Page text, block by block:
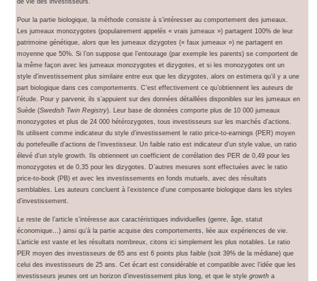
de vie des investisseurs.
Pour la partie biologique, la méthode consiste à s’intéresser au comportement des jumeaux.
Les jumeaux monozygotes (populairement appelés « vrais jumeaux ») partagent 100% de leur
patrimoine génétique, alors que les jumeaux dizygotes (« faux jumeaux ») ne partagent en
moyenne que 50%. Si l’on suppose que l’entourage (par exemple les parents) se comportent de
la même façon avec les jumeaux monozygotes et dizygotes, et si les monozygotes ont un
style d’investissement plus similaire entre eux que les dizygotes, alors on estimera qu’il y a une
part biologique dans ces comportements. C’est effectivement ce qu’obtiennent les auteurs de
l’étude. Pour y parvenir, ils s’appuient sur des données détaillées disponibles sur les jumeaux en
Suède (Swedish Twin Registry). Leur base de données comporte plus de 10 000 jumeaux
monozygotes et plus de 24 000 hétérozygotes, tous investisseurs sur les marchés d’actions.
Ils utilisent comme indicateur du style d’investissement le ratio price-to-earnings (PER) moyen
du portefeuille d’actions de l’investisseur. Un faible ratio est indicateur d’un style value, un ratio
élevé d’un style growth. Ils obtiennent un coefficient de corrélation des PER de 0,49 pour les
monozygotes et de 0,35 pour les dizygotes. D’autres mesures sont effectuées avec le ratio
price-to-book (PB) et avec les investissements en fonds mutuels, avec des résultats
semblables. Les auteurs concluent à l’existence d’une composante biologique dans les styles
d’investissement.
Le reste de l’article s’intéresse aux caractéristiques individuelles (genre, âge, statut
économique…) ainsi qu’à la partie acquise des comportements, liée aux expériences de vie.
L’article est vaste et les résultats nombreux, citons ici simplement les plus notables. Le ratio
PER moyen des investisseurs de 65 ans est 6 points plus faible (soit 39% de la médiane) que
celui des investisseurs de 25 ans. Cet écart est considérable et compatible avec l’idée que les
investisseurs jeunes ont un horizon d’investissement plus long, et que le style growth a